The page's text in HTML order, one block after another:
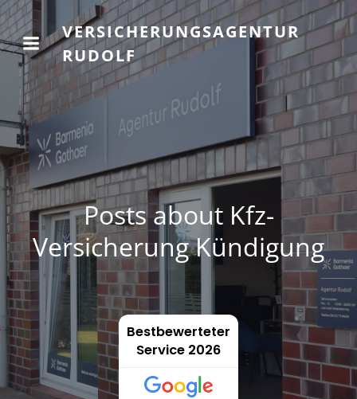
VERSICHERUNGSAGENTUR
RUDOLF
Posts about Kfz-
Versicherung Kündigung
Bestbewerteter
Service 2026